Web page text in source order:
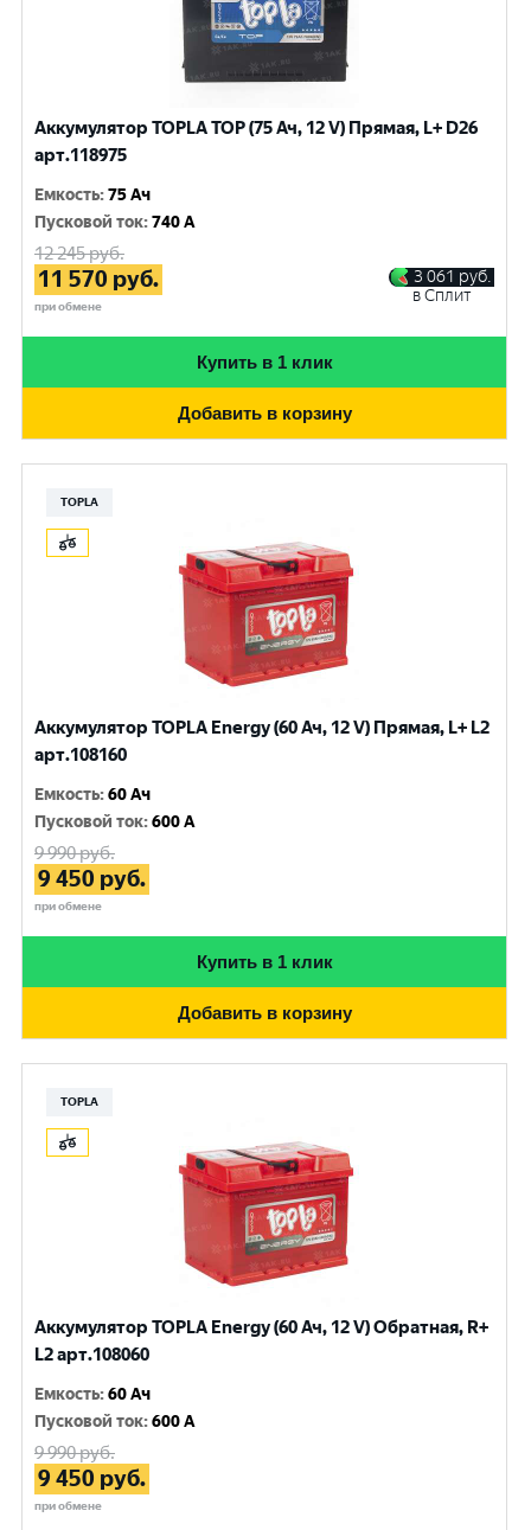
Аккумулятор TOPLA TOP (75 Ач, 12 V) Прямая, L+ D26
арт.118975
Емкость:75 Ач
Пусковой ток:740 A
12 245руб.
11 570 руб.
при обмене
3 061 руб.
в Сплит
Купить в 1 клик
Добавить в корзину
TOPLA
Аккумулятор TOPLA Energy (60 Ач, 12 V) Прямая, L+ L2
арт.108160
Емкость:60 Ач
Пусковой ток:600 A
9 990руб.
9 450 руб.
при обмене
Купить в 1 клик
Добавить в корзину
TOPLA
Аккумулятор TOPLA Energy (60 Ач, 12 V) Обратная, R+
L2 арт.108060
Емкость:60 Ач
Пусковой ток:600 A
9 990руб.
9 450 руб.
при обмене